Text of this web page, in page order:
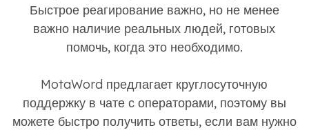
Быстрое реагирование важно, но не менее
важно наличие реальных людей, готовых
помочь, когда это необходимо.
MotaWord предлагает круглосуточную
поддержку в чате с операторами, поэтому вы
можете быстро получить ответы, если вам нужно